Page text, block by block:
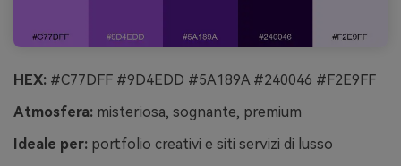
HEX: #C77DFF #9D4EDD #5A189A #240046 #F2E9FF
Atmosfera: misteriosa, sognante, premium
Ideale per: portfolio creativi e siti servizi di lusso